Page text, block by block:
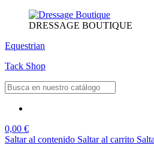
DRESSAGE BOUTIQUE
Equestrian
Tack Shop
0,00 €
Saltar al contenido Saltar al carrito